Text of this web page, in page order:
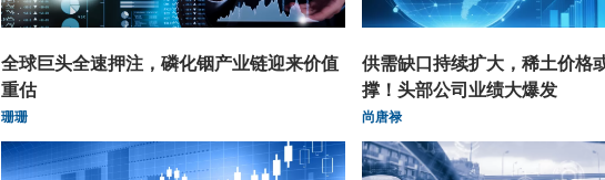
全球巨头全速押注，磷化铟产业链迎来价值
重估
珊珊
供需缺口持续扩大，稀土价格
撑！头部公司业绩大爆发
尚唐禄